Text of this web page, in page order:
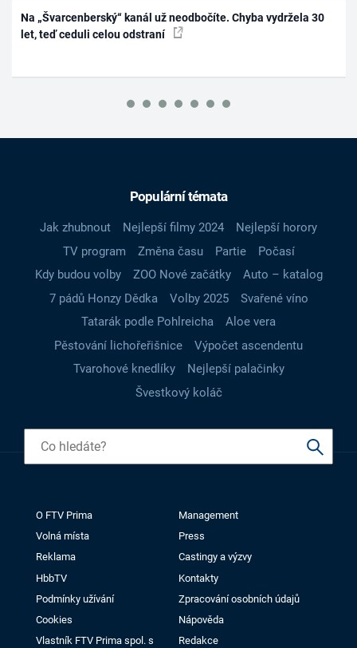
Na „Švarcenberský“ kanál už neodbočíte. Chyba vydržela 30
let, teď ceduli celou odstraní
Populární témata
Jak zhubnout Nejlepší filmy 2024
Nejlepší horory
TV program
Změna času Partie
Počasí
Kdy budou volby
ZOO Nové začátky
Auto – katalog
7 pádů Honzy Dědka
Volby 2025
Svařené víno
Tatarák podle Pohlreicha
Aloe vera
Pěstování lichořeřišnice
Výpočet ascendentu
Tvarohové knedlíky
Nejlepší palačinky
Švestkový koláč
O FTV Prima
Management
Volná místa
Press
Reklama
Castingy a výzvy
HbbTV
Kontakty
Podmínky užívání
Zpracování osobních údajů
Cookies
Nápověda
Vlastník FTV Prima spol. s
Redakce